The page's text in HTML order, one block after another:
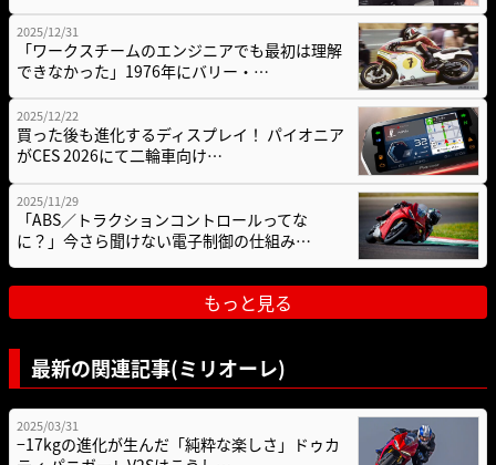
2025/12/31
「ワークスチームのエンジニアでも最初は理解
できなかった」1976年にバリー・…
2025/12/22
買った後も進化するディスプレイ！ パイオニア
がCES 2026にて二輪車向け…
2025/11/29
「ABS／トラクションコントロールってな
に？」今さら聞けない電子制御の仕組み…
もっと見る
最新の関連記事(ミリオーレ)
2025/03/31
−17kgの進化が生んだ「純粋な楽しさ」ドゥカ